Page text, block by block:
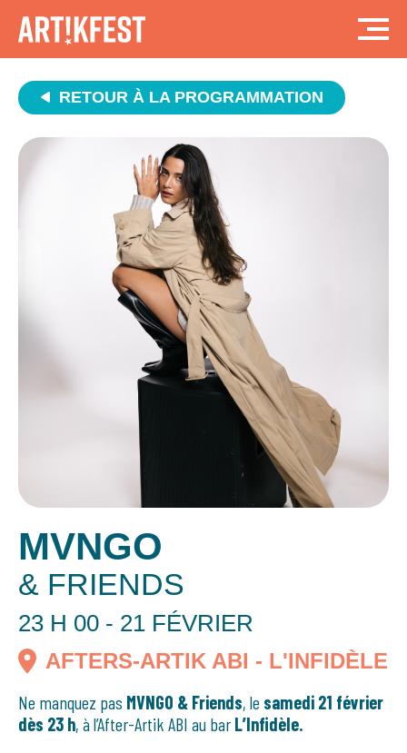
RETOUR À LA PROGRAMMATION
MVNGO
& FRIENDS
23 H 00 - 21 FÉVRIER
AFTERS-ARTIK ABI - L'INFIDÈLE
Ne manquez pas MVNGO & Friends, le samedi 21 février
dès 23 h, à l’After-Artik ABI au bar L’Infidèle.